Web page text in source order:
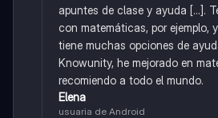
apuntes de clase y ayuda [...].
con matemáticas, por ejemplo,
tiene muchas opciones de
Knowunity, he mejorado en
recomiendo a todo el mundo.
Elena
usuaria de Android